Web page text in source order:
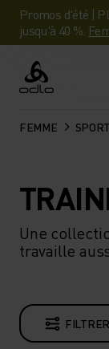
Promos d'été |
jusqu'à 40 %.
Odlo
FEMME
Une
travaille
FILTRER